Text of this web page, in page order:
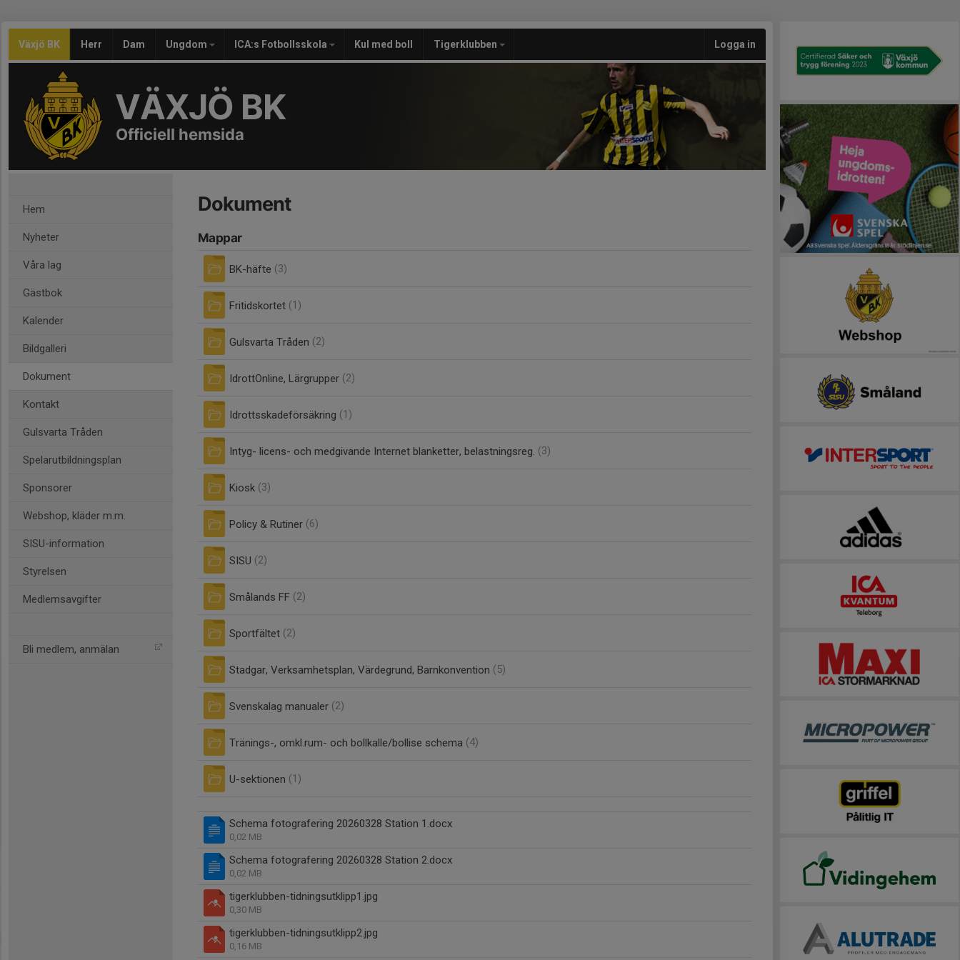
Växjö BK Herr Dam Ungdom ICA:s Fotbollsskola Kul med boll Tigerklubben Logga in
VÄXJÖ BK
Officiell hemsida
Hem
Nyheter
Våra lag
Gästbok
Kalender
Bildgalleri
Dokument
Kontakt
Gulsvarta Tråden
Spelarutbildningsplan
Sponsorer
Webshop, kläder m.m.
SISU-information
Styrelsen
Medlemsavgifter
Bli medlem, anmälan
Dokument
Mappar
BK-häfte (3)
Fritidskortet (1)
Gulsvarta Tråden (2)
IdrottOnline, Lärgrupper (2)
Idrottsskadeförsäkring (1)
Intyg- licens- och medgivande Internet blanketter, belastningsreg. (3)
Kiosk (3)
Policy & Rutiner (6)
SISU (2)
Smålands FF (2)
Sportfältet (2)
Stadgar, Verksamhetsplan, Värdegrund, Barnkonvention (5)
Svenskalag manualer (2)
Tränings-, omkl.rum- och bollkalle/bollise schema (4)
U-sektionen (1)
Schema fotografering 20260328 Station 1.docx
0,02 MB
Schema fotografering 20260328 Station 2.docx
0,02 MB
tigerklubben-tidningsutklipp1.jpg
0,30 MB
tigerklubben-tidningsutklipp2.jpg
0,16 MB